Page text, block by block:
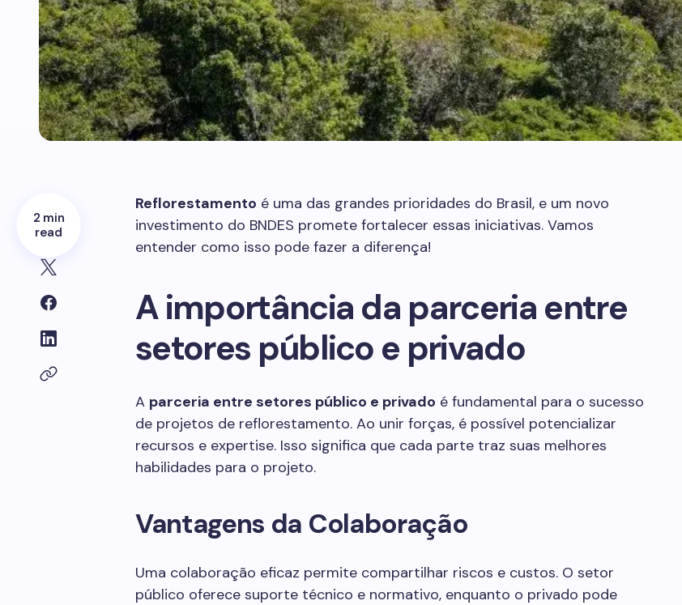
2 min
read
Reflorestamento é uma das grandes prioridades do Brasil, e um novo
investimento do BNDES promete fortalecer essas iniciativas. Vamos
entender como isso pode fazer a diferença!
A importância da parceria entre
setores público e privado
A parceria entre setores público e privado é fundamental para o sucesso
de projetos de reflorestamento. Ao unir forças, é possível potencializar
recursos e expertise. Isso significa que cada parte traz suas melhores
habilidades para o projeto.
Vantagens da Colaboração
Uma colaboração eficaz permite compartilhar riscos e custos. O setor
público oferece suporte técnico e normativo, enquanto o privado pode